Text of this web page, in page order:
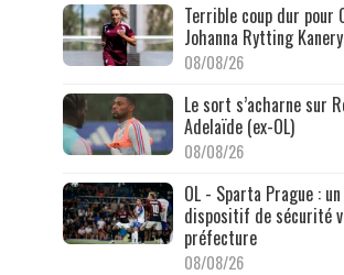
Terrible coup dur pour
Johanna Rytting
08/08/26
Le sort s’acharne sur
Adelaïde (ex-OL)
08/08/26
OL - Sparta Prague :
dispositif de sécurité
préfecture
08/08/26